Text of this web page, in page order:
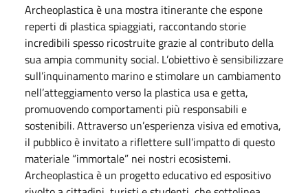
Archeoplastica è una mostra itinerante che espone
reperti di plastica spiaggiati, raccontando storie
incredibili spesso ricostruite grazie al contributo della
sua ampia community social. L’obiettivo è sensibilizzare
sull’inquinamento marino e stimolare un cambiamento
nell’atteggiamento verso la plastica usa e getta,
promuovendo comportamenti più responsabili e
sostenibili. Attraverso un’esperienza visiva ed emotiva,
il pubblico è invitato a riflettere sull’impatto di questo
materiale “immortale” nei nostri ecosistemi.
Archeoplastica è un progetto educativo ed espositivo